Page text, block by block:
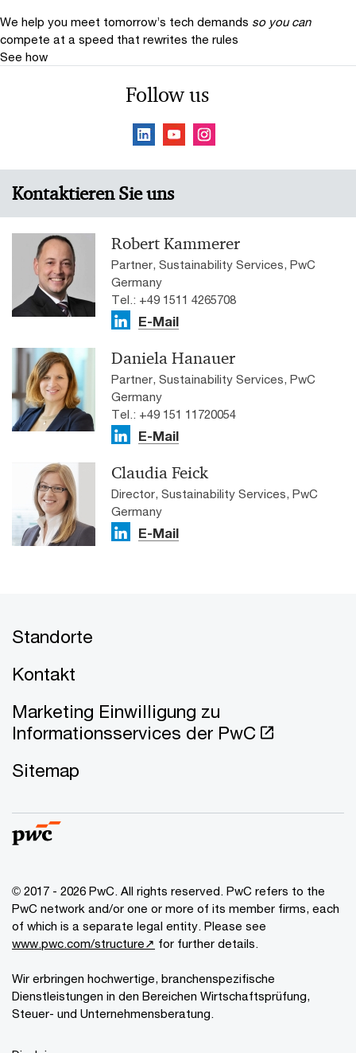
We help you meet tomorrow’s tech demands so you can
compete at a speed that rewrites the rules
See how
Follow us
Kontaktieren Sie uns
Robert Kammerer
Partner, Sustainability Services, PwC
Germany
Tel.: +49 1511 4265708
E-Mail
Daniela Hanauer
Partner, Sustainability Services, PwC
Germany
Tel.: +49 151 11720054
E-Mail
Claudia Feick
Director, Sustainability Services, PwC
Germany
E-Mail
Standorte
Kontakt
Marketing Einwilligung zu
Informationsservices der PwC
Sitemap
© 2017 - 2026 PwC. All rights reserved. PwC refers to the
PwC network and/or one or more of its member firms, each
of which is a separate legal entity. Please see
www.pwc.com/structure↗ for further details.
Wir erbringen hochwertige, branchenspezifische
Dienstleistungen in den Bereichen Wirtschaftsprüfung,
Steuer- und Unternehmensberatung.